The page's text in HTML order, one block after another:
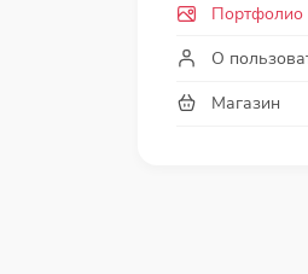
Портфолио
О
Магазин